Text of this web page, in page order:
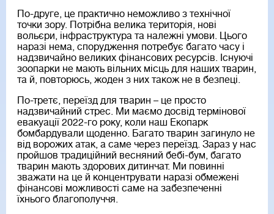
По-друге, це практично неможливо з технічної
точки зору. Потрібна велика територія, нові
вольєри, інфраструктура та належні умови. Цього
наразі нема, спорудження потребує багато часу і
надзвичайно великих фінансових ресурсів. Існуючі
зоопарки не мають вільних місць для наших тварин,
та й, повторюсь, жоден з них також не в безпеці.
По-третє, переїзд для тварин – це просто
надзвичайний стрес. Ми маємо досвід термінової
евакуації 2022-го року, коли наш Екопарк
бомбардували щоденно. Багато тварин загинуло не
від ворожих атак, а саме через переїзд. Зараз у нас
пройшов традиційний весняний бебі-бум, багато
тварин мають здорових дитинчат. Ми повинні
зважати на це й концентрувати наразі обмежені
фінансові можливості саме на забезпеченні
їхнього благополуччя.